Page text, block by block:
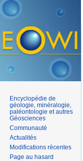
Encyclopédie de
géologie, minéralogie,
paléontologie et autres
Géosciences
Communauté
Actualités
Modifications récentes
Page au hasard